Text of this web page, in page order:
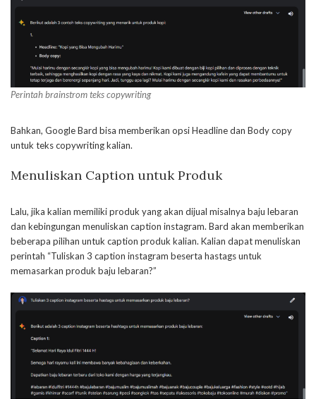
Perintah brainstrom teks copywriting
Bahkan, Google Bard bisa memberikan opsi Headline dan Body copy
untuk teks copywriting kalian.
Menuliskan Caption untuk Produk
Lalu, jika kalian memiliki produk yang akan dijual misalnya baju lebaran
dan kebingungan menuliskan caption instagram. Bard akan memberikan
beberapa pilihan untuk caption produk kalian. Kalian dapat menuliskan
perintah “Tuliskan 3 caption instagram beserta hastags untuk
memasarkan produk baju lebaran?”